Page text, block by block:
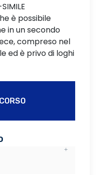
è possibile
in un secondo
compreso nel
ed è privo di loghi